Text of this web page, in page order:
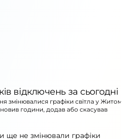
відключень за сьогодні
змінювалися графіки світла у
години, додав або скасував
ще не змінювали графіки